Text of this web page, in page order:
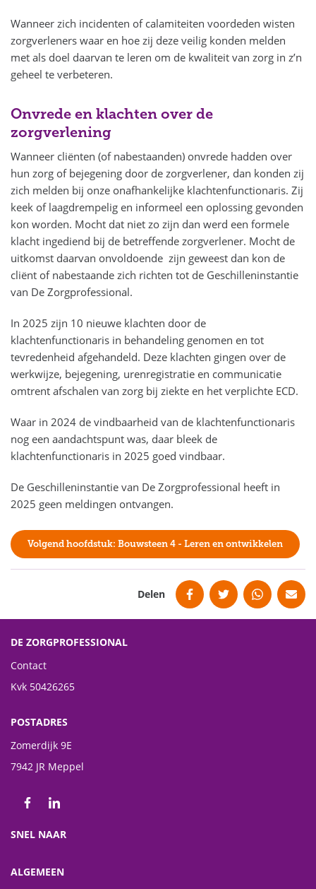
Wanneer zich incidenten of calamiteiten voordeden wisten
zorgverleners waar en hoe zij deze veilig konden melden
met als doel daarvan te leren om de kwaliteit van zorg in z’n
geheel te verbeteren.
Onvrede en klachten over de
zorgverlening
Wanneer cliënten (of nabestaanden) onvrede hadden over
hun zorg of bejegening door de zorgverlener, dan konden zij
zich melden bij onze onafhankelijke klachtenfunctionaris. Zij
keek of laagdrempelig en informeel een oplossing gevonden
kon worden. Mocht dat niet zo zijn dan werd een formele
klacht ingediend bij de betreffende zorgverlener. Mocht de
uitkomst daarvan onvoldoende zijn geweest dan kon de
cliënt of nabestaande zich richten tot de Geschilleninstantie
van De Zorgprofessional.
In 2025 zijn 10 nieuwe klachten door de
klachtenfunctionaris in behandeling genomen en tot
tevredenheid afgehandeld. Deze klachten gingen over de
werkwijze, bejegening, urenregistratie en communicatie
omtrent afschalen van zorg bij ziekte en het verplichte ECD.
Waar in 2024 de vindbaarheid van de klachtenfunctionaris
nog een aandachtspunt was, daar bleek de
klachtenfunctionaris in 2025 goed vindbaar.
De Geschilleninstantie van De Zorgprofessional heeft in
2025 geen meldingen ontvangen.
Volgend hoofdstuk: Bouwsteen 4 - Leren en ontwikkelen
Delen FacebookTwitterWhatsAppMail
DE ZORGPROFESSIONAL
Contact
Kvk 50426265
POSTADRES
Zomerdijk 9E
7942 JR Meppel
Volg ons op Facebook
Volg ons op LinkedIn
SNEL NAAR
ALGEMEEN